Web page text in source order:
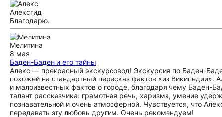
Алексгид
Благодарю.
Мелитина
8 мая
Баден-Баден и его тайны
Алекс — прекрасный экскурсовод! Экскурсия по Баден-
похожей на стандартный пересказ фактов «из
и малоизвестных фактов о городе, благодаря чему Баден-
талант рассказчика: грамотная речь, харизма, умение
познавательной и очень атмосферной. Чувствуется, что
передавать эту любовь другим. Очень рекомендуем!